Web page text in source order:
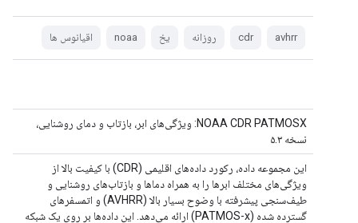
avhrr
cdr روزانه یخ noaa اقیانوس ها
NOAA CDR PATMOSX: ویژگی‌های ابر، بازتاب و دمای روشنایی،
نسخه ۵.۳
این مجموعه داده، رکورد داده‌های اقلیمی (CDR) با کیفیت بالا از
ویژگی‌های مختلف ابرها را به همراه دماها و بازتاب‌های روشنایی و
طیف‌سنجی پیشرفته با وضوح بسیار بالا (AVHRR) و اتمسفرهای
گسترده شده (PATMOS-x) ارائه می‌دهد. این داده‌ها بر روی یک شبکه